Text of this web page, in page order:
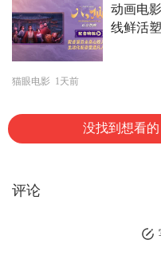
动画电
线鲜活
猫眼电影 1天前
没找到想看
评论